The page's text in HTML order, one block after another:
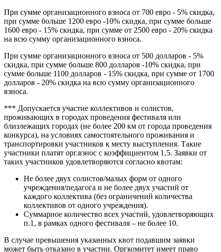
При сумме организационного взноса от 700 евро - 5% скидка,
при сумме больше 1200 евро -10% скидка, при сумме больше
1600 евро - 15% скидка, при сумме от 2500 евро - 20% скидка
на всю сумму организационного взноса.
При сумме организационного взноса от 500 долларов - 5%
скидка, при сумме больше 800 долларов -10% скидка, при
сумме больше 1100 долларов - 15% скидка, при сумме от 1700
долларов - 20% скидка на всю сумму организационного
взноса.
*** Допускается участие коллективов и солистов,
проживающих в городах проведения фестиваля или
близлежащих городах (не более 200 км от города проведения
конкурса), на условиях самостоятельного проживания и
транспортировки участников к месту выступления. Такие
участники платят орг.взнос с коэффициентом 1,5. Заявки от
таких участников удовлетворяются согласно квотам:
Не более двух солистов/малых форм от одного
учреждения/педагога и не более двух участий от
каждого коллектива (без ограничений количества
коллективов от одного учреждения).
Суммарное количество всех участий, удовлетворяющих
п.1, в рамках одного фестиваля – не более 10.
В случае превышения указанных квот подавшим заявки
может быть отказано в участии. Оргкомитет имеет право